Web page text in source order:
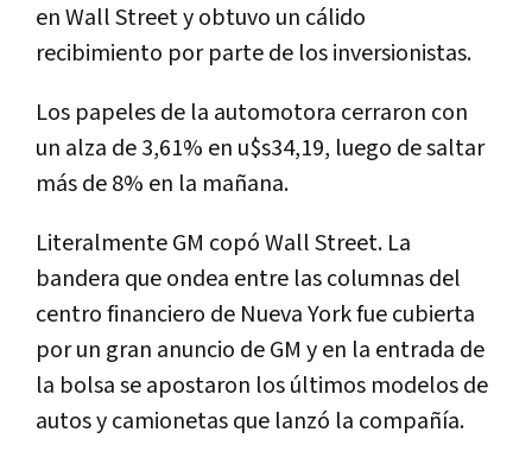
en Wall Street y obtuvo un cálido
recibimiento por parte de los inversionistas.
Los papeles de la automotora cerraron con
un alza de 3,61% en u$s34,19, luego de saltar
más de 8% en la mañana.
Literalmente GM copó Wall Street. La
bandera que ondea entre las columnas del
centro financiero de Nueva York fue cubierta
por un gran anuncio de GM y en la entrada de
la bolsa se apostaron los últimos modelos de
autos y camionetas que lanzó la compañía.